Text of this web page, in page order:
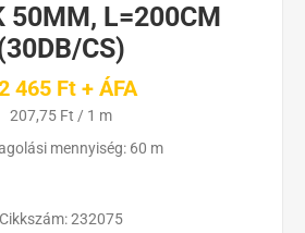
50MM, L=200CM
CS)
465 Ft + ÁFA
207,75 Ft / 1 m
mennyiség: 60 m
Cikkszám:232075